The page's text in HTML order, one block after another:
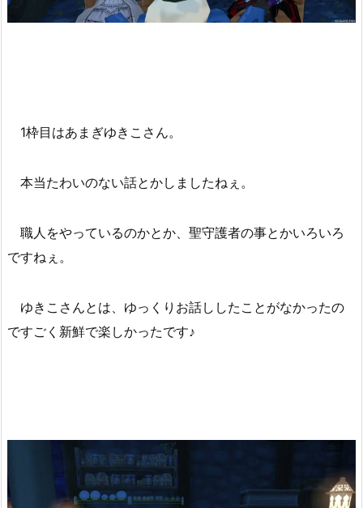
1枠目はあまぎゆきこさん。
本当たわいのない話とかしましたねぇ。
職人をやっているのかとか、聖守護者の事とかいろいろ
ですねぇ。
ゆきこさんとは、ゆっくりお話ししたことがなかったの
ですごく新鮮で楽しかったです♪